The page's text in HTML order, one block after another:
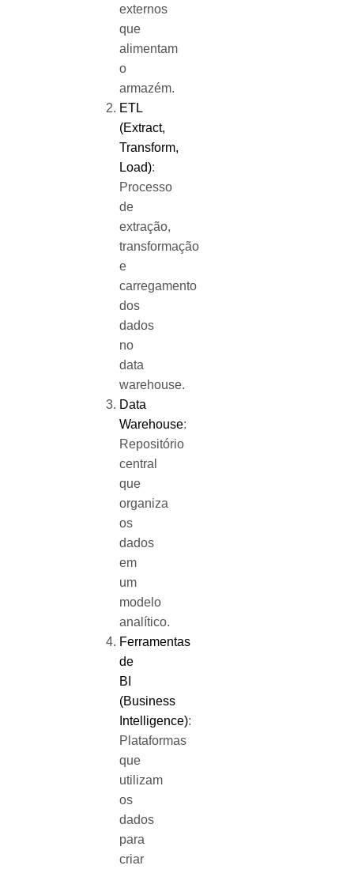
externos
que
alimentam
o
armazém.
ETL
(Extract,
Transform,
Load):
Processo
de
extração,
transformação
e
carregamento
dos
dados
no
data
warehouse.
Data
Warehouse:
Repositório
central
que
organiza
os
dados
em
um
modelo
analítico.
Ferramentas
de
BI
(Business
Intelligence):
Plataformas
que
utilizam
os
dados
para
criar